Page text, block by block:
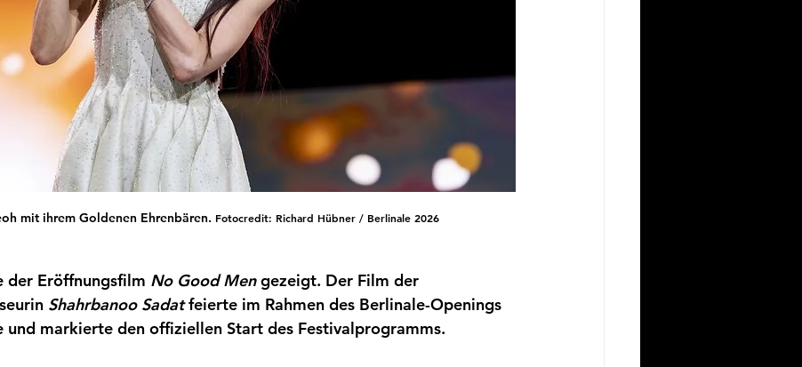
mit ihrem Goldenen Ehrenbären. Fotocredit: Richard Hübner / Berlinale 2026
der Eröffnungsfilm No Good Men gezeigt. Der Film der
Shahrbanoo Sadat feierte im Rahmen des Berlinale-Openings
und markierte den offiziellen Start des Festivalprogramms.